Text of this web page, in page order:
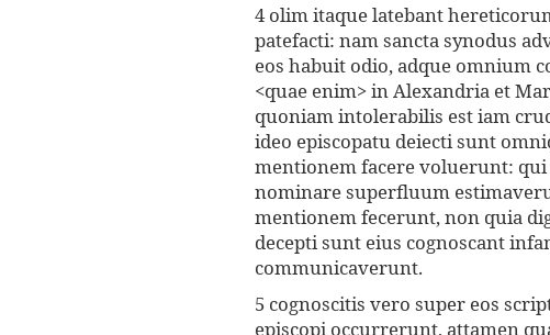
4 olim itaque latebant
patefacti: nam sancta synodus
eos habuit odio, adque omnium
<quae enim> in Alexandria et
quoniam intolerabilis est iam
ideo episcopatu deiecti sunt
mentionem facere voluerunt:
nominare superfluum
mentionem fecerunt, non quia
decepti sunt eius cognoscant
communicaverunt.
5 cognoscitis vero super eos
episcopi occurrerunt, attamen